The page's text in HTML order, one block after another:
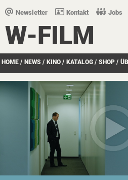
Newsletter Kontakt Jobs
W-FILM
HOME / NEWS / KINO / KATALOG / SHOP /